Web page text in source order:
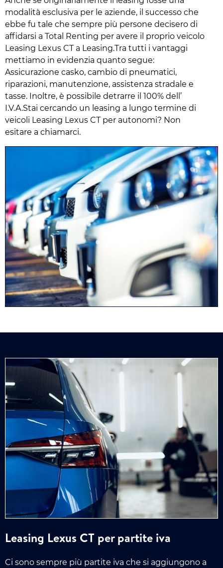
modalità esclusiva per le aziende, il successo che
ebbe fu tale che sempre più persone decisero di
affidarsi a Total Renting per avere il proprio veicolo
Leasing Lexus CT a Leasing.Tra tutti i vantaggi
mettiamo in evidenzia quanto segue:
Assicurazione casko, cambio di pneumatici,
riparazioni, manutenzione, assistenza stradale e
tasse. Inoltre, è possibile detrarre il 100% dell’
I.V.A.Stai cercando un leasing a lungo termine di
veicoli Leasing Lexus CT per autonomi? Non
esitare a chiamarci.
Leasing Lexus CT per partite iva
Ci sono sempre più partite iva che si aggiungono a